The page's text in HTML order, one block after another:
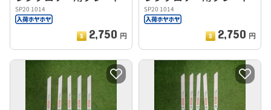
SP20 1014
2,750 円
SP20 1014
2,750 円